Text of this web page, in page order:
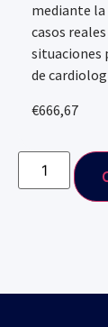
mediante la
casos
situaciones
de
€666,67